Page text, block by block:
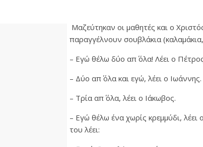
Μαζεύτηκαν οι μαθητές και ο
παραγγέλνουν σουβλάκια
– Εγώ θέλω δύο απ΄ όλα! Λέει ο
– Δύο απ΄ όλα και εγώ, λέει ο Ιωάννης.
– Τρία απ΄ όλα, λέει ο Ιάκωβος.
– Εγώ θέλω ένα χωρίς κρεμμύδι, λέει
του λέει: